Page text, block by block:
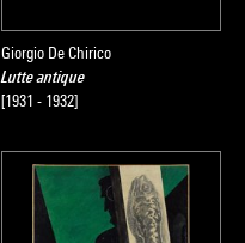
Giorgio De Chirico
Lutte antique
[1931 - 1932]